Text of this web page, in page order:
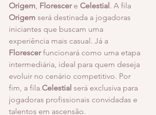
Origem Florescer e Celestial. A fila
Origem será destinada a jogadoras
iniciantes que buscam uma
experiência mais casual. Já a
Florescer funcionará como uma etapa
intermediária, ideal para quem deseja
evoluir no cenário competitivo. Por
fim, a fila Celestial será exclusiva para
jogadoras profissionais convidadas e
talentos em ascensão.